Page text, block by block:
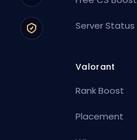
Server Status
Valorant
Rank Boost
Placement